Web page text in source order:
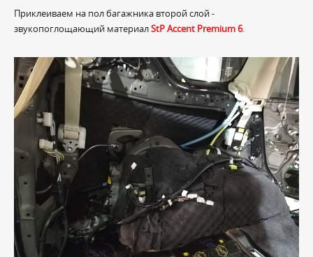
Приклеиваем на пол багажника второй слой -
звукопоглощающий материалStP Accent Premium 6.